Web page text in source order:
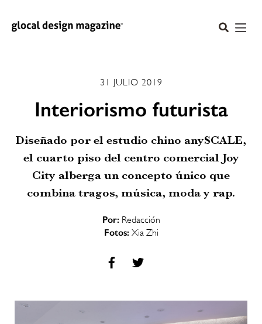
31 JULIO 2019
Interiorismo futurista
Diseñado por el estudio chino anySCALE,
el cuarto piso del centro comercial Joy
City alberga un concepto único que
combina tragos, música, moda y rap.
Por: Redacción
Fotos: Xia Zhi